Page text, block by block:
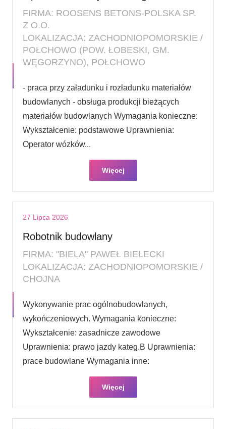
FIRMA: ROOSENS BETONS-POLSKA SP.
Z O.O.
LOKALIZACJA: ZACHODNIOPOMORSKIE /
POŁCHOWO (POW. ŁOBESKI, GM.
WĘGORZYNO), POŁCHOWO
- praca przy załadunku i rozładunku materiałów
budowlanych - obsługa produkcji bieżących
materiałów budowlanych Wymagania konieczne:
Wykształcenie: podstawowe Uprawnienia:
Operator wózków...
Więcej
27 Lipca 2026
Robotnik budowlany
FIRMA: "BIELA" PAWEŁ BIELECKI
LOKALIZACJA: ZACHODNIOPOMORSKIE /
CHOJNA
Wykonywanie prac ogólnobudowlanych,
wykończeniowych. Wymagania konieczne:
Wykształcenie: zasadnicze zawodowe
Uprawnienia: prawo jazdy kateg.B Uprawnienia:
prace budowlane Wymagania inne:
Więcej